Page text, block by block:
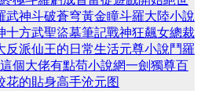
武神斗破蒼穹黃金瞳斗羅大陸小說
十方武聖盜墓筆記戰神狂飆女總裁
反派仙王的日常生活元尊小說鬥羅
這個大佬有點苟小說網一劍獨尊百
花的貼身高手沧元图